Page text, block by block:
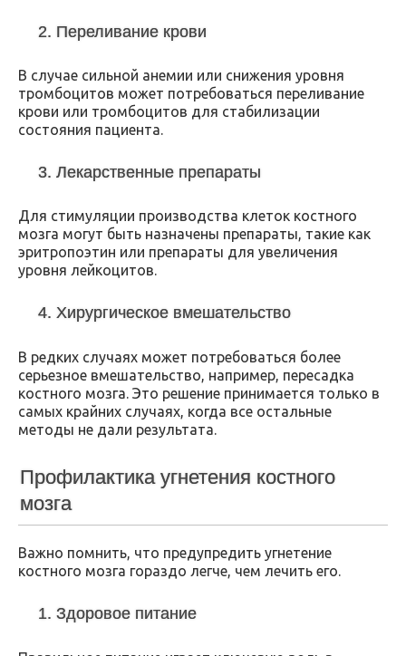
2. Переливание крови
В случае сильной анемии или снижения уровня
тромбоцитов может потребоваться переливание
крови или тромбоцитов для стабилизации
состояния пациента.
3. Лекарственные препараты
Для стимуляции производства клеток костного
мозга могут быть назначены препараты, такие как
эритропоэтин или препараты для увеличения
уровня лейкоцитов.
4. Хирургическое вмешательство
В редких случаях может потребоваться более
серьезное вмешательство, например, пересадка
костного мозга. Это решение принимается только в
самых крайних случаях, когда все остальные
методы не дали результата.
Профилактика угнетения костного
мозга
Важно помнить, что предупредить угнетение
костного мозга гораздо легче, чем лечить его.
1. Здоровое питание